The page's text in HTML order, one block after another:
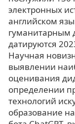
электронных
английском
гуманитарным
датируются
Научная
выявлении
оценивания
определении
технологий
образование